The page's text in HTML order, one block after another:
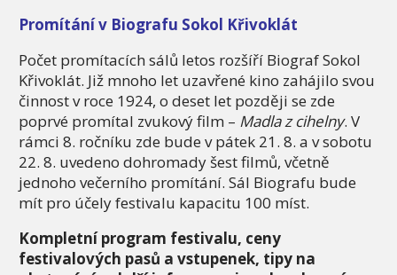
Promítání v Biografu Sokol Křivoklát
Počet promítacích sálů letos rozšíří Biograf Sokol
Křivoklát. Již mnoho let uzavřené kino zahájilo svou
činnost v roce 1924, o deset let později se zde
poprvé promítal zvukový film – Madla z cihelny. V
rámci 8. ročníku zde bude v pátek 21. 8. a v sobotu
22. 8. uvedeno dohromady šest filmů, včetně
jednoho večerního promítání. Sál Biografu bude
mít pro účely festivalu kapacitu 100 míst.
Kompletní program festivalu, ceny
festivalových pasů a vstupenek, tipy na